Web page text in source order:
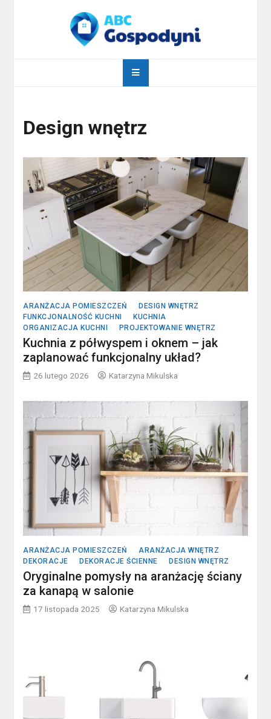
abcgospodyni.pl
Design wnętrz
ARANŻACJA POMIESZCZEŃ
DESIGN WNĘTRZ
FUNKCJONALNOŚĆ KUCHNI
KUCHNIA
ORGANIZACJA KUCHNI
PROJEKTOWANIE WNĘTRZ
Kuchnia z półwyspem i oknem – jak
zaplanować funkcjonalny układ?
26 lutego 2026 Katarzyna Mikulska
ARANŻACJA POMIESZCZEŃ
ARANŻACJA WNĘTRZ
DEKORACJE
DEKORACJE ŚCIENNE DESIGN WNĘTRZ
Oryginalne pomysły na aranżację ściany
za kanapą w salonie
17 listopada 2025 Katarzyna Mikulska